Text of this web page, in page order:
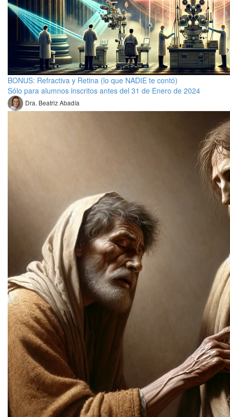
BONUS: Refractiva y Retina (lo que NADIE te contó)
Sólo para alumnos inscritos antes del 31 de Enero de 2024
Dra. Beatriz Abadía